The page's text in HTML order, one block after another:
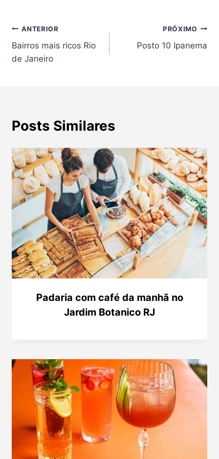
Navegação
de
ANTERIOR
Bairros mais ricos Rio
de Janeiro
PRÓXIMO
Posto 10 Ipanema
Posts Similares
Padaria com café da manhã no
Jardim Botanico RJ